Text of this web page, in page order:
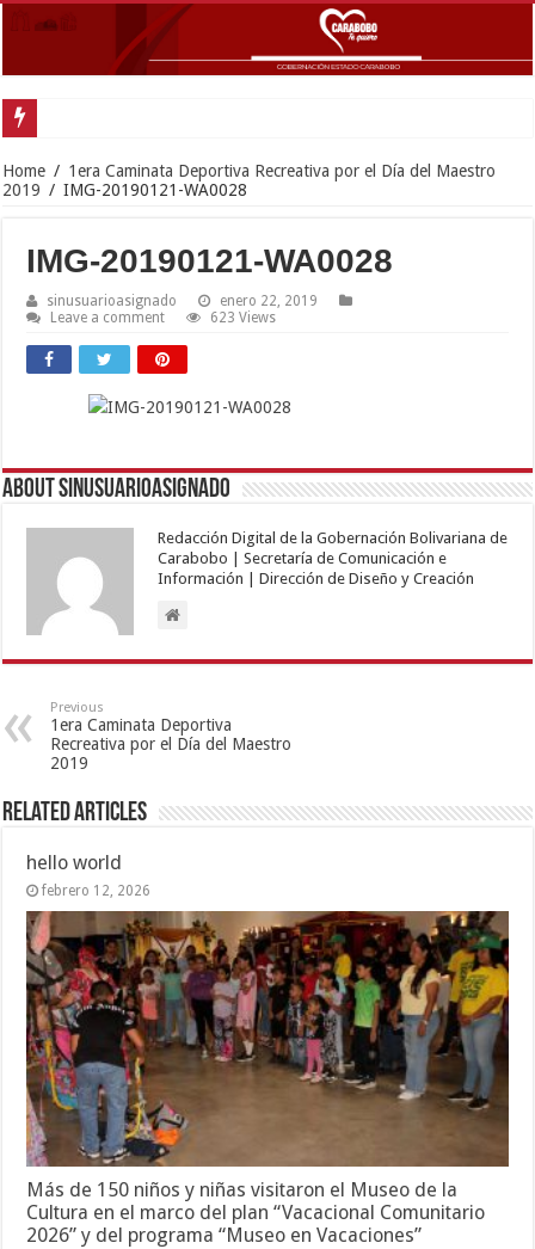
Home / 1era Caminata Deportiva Recreativa por el Día del Maestro
2019 / IMG-20190121-WA0028
IMG-20190121-WA0028
sinusuarioasignado
enero 22, 2019
Leave a comment
623 Views
About sinusuarioasignado
Redacción Digital de la Gobernación Bolivariana de
Carabobo | Secretaría de Comunicación e
Información | Dirección de Diseño y Creación
Previous
1era Caminata Deportiva
Recreativa por el Día del Maestro
2019
Related Articles
hello world
febrero 12, 2026
Más de 150 niños y niñas visitaron el Museo de la
Cultura en el marco del plan “Vacacional Comunitario
2026” y del programa “Museo en Vacaciones”